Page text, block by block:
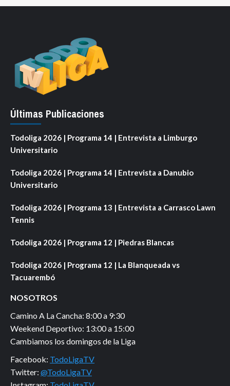
Últimas Publicaciones
Todoliga 2026 | Programa 14 | Entrevista a Limburgo
Universitario
Todoliga 2026 | Programa 14 | Entrevista a Danubio
Universitario
Todoliga 2026 | Programa 13 | Entrevista a Carrasco Lawn
Tennis
Todoliga 2026 | Programa 12 | Piedras Blancas
Todoliga 2026 | Programa 12 | La Blanqueada vs
Tacuarembó
NOSOTROS
Camino A La Cancha: 8:00 a 9:30
Weekend Deportivo: 13:00 a 15:00
Cambiamos los domingos de la Liga
Facebook: TodoLigaTV
Twitter: @TodoLigaTV